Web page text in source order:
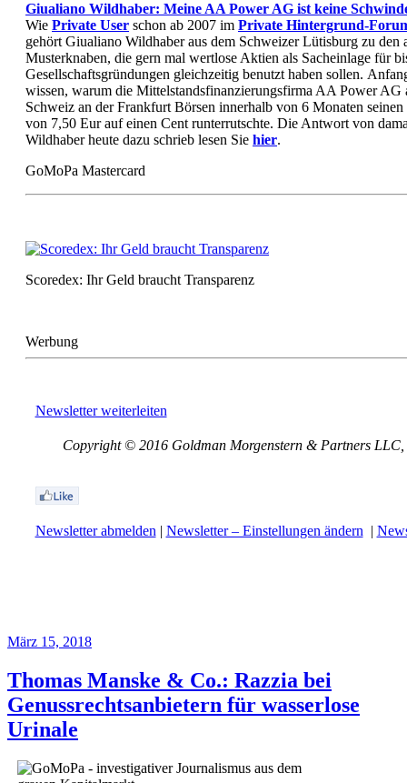
Giualiano Wildhaber: Meine AA Power AG ist keine
Wie Private User schon ab 2007 im Private Hintergrund-
gehört Giualiano Wildhaber aus dem Schweizer Lütisburg zu den
Musterknaben, die gern mal wertlose Aktien als Sacheinlage für
Gesellschaftsgründungen gleichzeitig benutzt haben sollen.
wissen, warum die Mittelstandsfinanzierungsfirma AA Power AG
Schweiz an der Frankfurt Börsen innerhalb von 6 Monaten
von 7,50 Eur auf einen Cent runterrutschte. Die Antwort von
Wildhaber heute dazu schrieb lesen Sie hier.
GoMoPa Mastercard
Scoredex: Ihr Geld braucht Transparenz
Werbung
Newsletter weiterleiten
Copyright © 2016 Goldman Morgenstern & Partners LLC,
Newsletter abmelden | Newsletter – Einstellungen ändern |
März 15, 2018
Thomas Manske & Co.: Razzia bei
Genussrechtsanbietern für wasserlose
Urinale